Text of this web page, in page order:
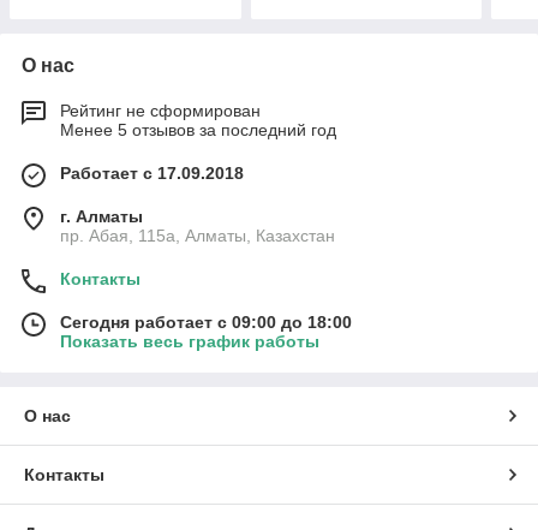
О нас
Рейтинг не сформирован
Менее 5 отзывов за последний год
Работает с 17.09.2018
г. Алматы
пр. Абая, 115а, Алматы, Казахстан
Контакты
Сегодня работает с 09:00 до 18:00
Показать весь график работы
О нас
Контакты